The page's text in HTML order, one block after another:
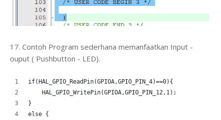
17. Contoh Program sederhana memanfaatkan Input -
ouput ( Pushbutton - LED).
if(HAL_GPIO_ReadPin(GPIOA,GPIO_PIN_4)==0){
    HAL_GPIO_WritePin(GPIOA,GPIO_PIN_12,1);
}
else {